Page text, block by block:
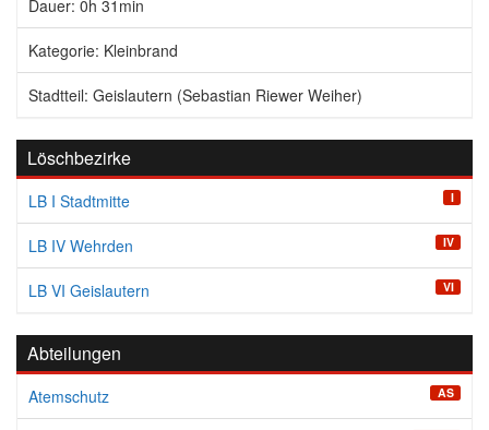
Dauer: 0h 31min
Kategorie: Kleinbrand
Stadtteil: Geislautern (Sebastian Riewer Weiher)
Löschbezirke
LB I Stadtmitte I
LB IV Wehrden IV
LB VI Geislautern VI
Abteilungen
Atemschutz AS